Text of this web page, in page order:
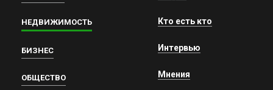
НЕДВИЖИМОСТЬ
БИЗНЕС
ОБЩЕСТВО
Кто есть кто
Интервью
Мнения